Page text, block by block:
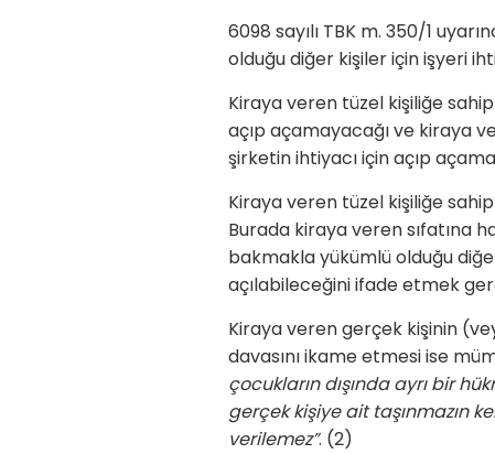
6098 sayılı TBK m. 350/1
olduğu diğer kişiler için işyeri
Kiraya veren tüzel kişiliğe
açıp açamayacağı ve kiraya
şirketin ihtiyacı için açıp
Kiraya veren tüzel kişiliğe
Burada kiraya veren sıfatına
bakmakla yükümlü olduğu
açılabileceğini ifade etmek
Kiraya veren gerçek kişinin
davasını ikame etmesi ise
çocukların dışında ayrı bir
gerçek kişiye ait taşınmazın
verilemez”. (2)